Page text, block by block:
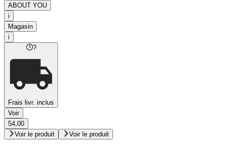
ABOUT YOU
i
Magasin
i
?
Frais livr. inclus
Voir
54,00
Voir le produit
Voir le produit